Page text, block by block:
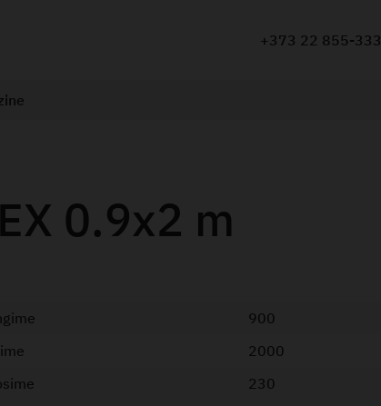
+373 22 855-333
0.9x2 m
900
2000
230